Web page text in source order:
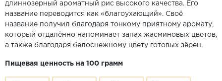
длиннозерный ароматный рис высокого качества. Его
название переводится как «благоухающий». Своё
название получил благодаря тонкому приятному аромату,
который отдалённо напоминает запах жасминовых цветов,
а также благодаря белоснежному цвету готовых зёрен.
Пищевая ценность на 100 грамм